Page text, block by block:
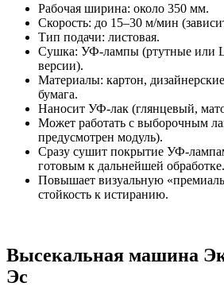
Рабочая ширина: около 350 мм.
Скорость: до 15–30 м/мин
Тип подачи: листовая.
Сушка: УФ-лампы (ртутные или
версии).
Материалы: картон,
бумага.
Наносит УФ-лак (глянцевый,
Может работать с выборочным
предусмотрен модуль).
Сразу сушит покрытие УФ-
готовым к дальнейшей обработке.
Повышает визуальную
стойкость к истиранию.
Высекальная машина
Эс